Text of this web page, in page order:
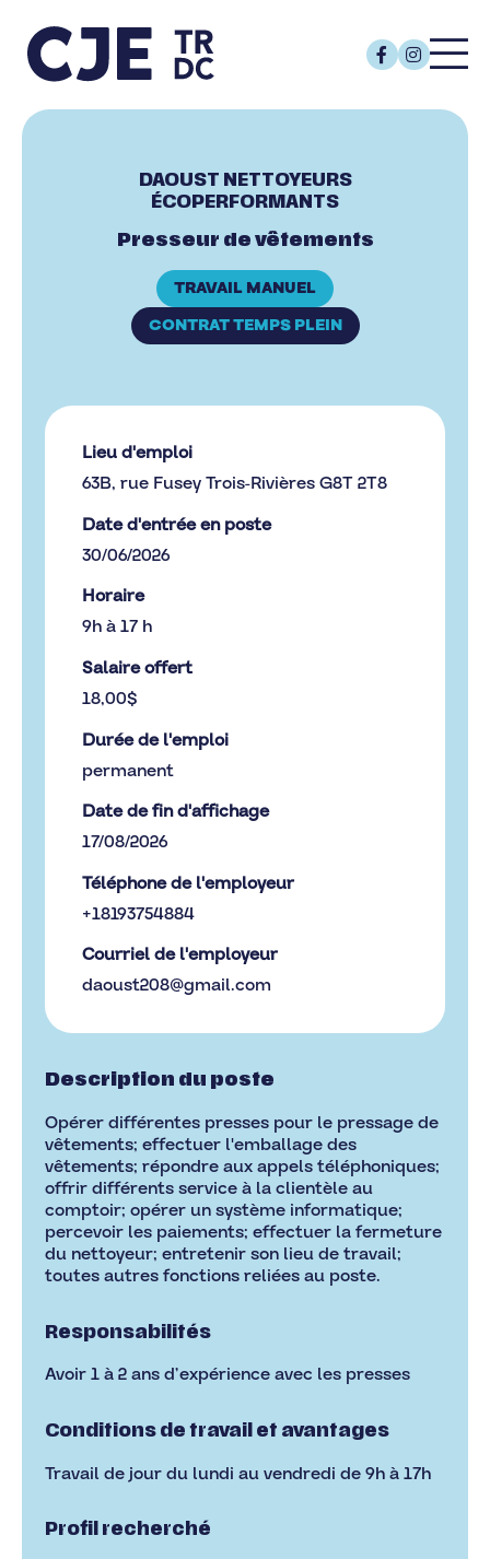
DAOUST NETTOYEURS
ÉCOPERFORMANTS
Presseur de vêtements
TRAVAIL MANUEL
CONTRAT TEMPS PLEIN
Lieu d'emploi
63B, rue Fusey Trois-Rivières G8T 2T8
Date d'entrée en poste
30/06/2026
Horaire
9h à 17 h
Salaire offert
18,00$
Durée de l'emploi
permanent
Date de fin d'affichage
17/08/2026
Téléphone de l'employeur
+18193754884
Courriel de l'employeur
daoust208@gmail.com
Description du poste
Opérer différentes presses pour le pressage de
vêtements; effectuer l'emballage des
vêtements; répondre aux appels téléphoniques;
offrir différents service à la clientèle au
comptoir; opérer un système informatique;
percevoir les paiements; effectuer la fermeture
du nettoyeur; entretenir son lieu de travail;
toutes autres fonctions reliées au poste.
Responsabilités
Avoir 1 à 2 ans d’expérience avec les presses
Conditions de travail et avantages
Travail de jour du lundi au vendredi de 9h à 17h
Profil recherché